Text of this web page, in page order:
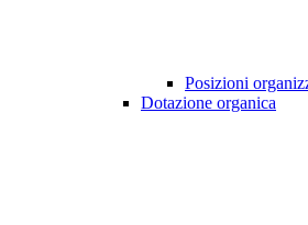
Posizioni
Dotazione organica